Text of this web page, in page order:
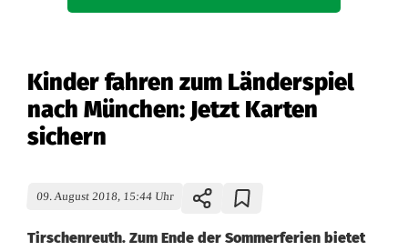
Kinder fahren zum Länderspiel
nach München: Jetzt Karten
sichern
09. August 2018, 15:44 Uhr
Tirschenreuth. Zum Ende der Sommerferien bietet